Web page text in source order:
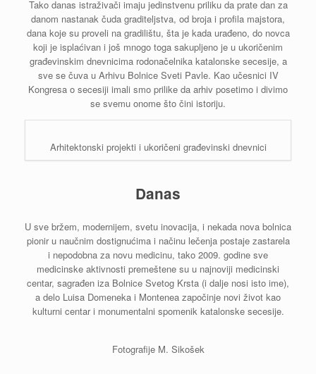
Tako danas istraživači imaju jedinstvenu priliku da prate dan za
danom nastanak čuda graditeljstva, od broja i profila majstora,
dana koje su proveli na gradilištu, šta je kada urađeno, do novca
koji je isplaćivan i još mnogo toga sakupljeno je u ukoričenim
građevinskim dnevnicima rodonačelnika katalonske secesije, a
sve se čuva u Arhivu Bolnice Sveti Pavle. Kao učesnici IV
Kongresa o secesiji imali smo prilike da arhiv posetimo i divimo
se svemu onome što čini istoriju.
Arhitektonski projekti i ukoričeni građevinski dnevnici
Danas
U sve bržem, modernijem, svetu inovacija, i nekada nova bolnica
pionir u naučnim dostignućima i načinu lečenja postaje zastarela
i nepodobna za novu medicinu, tako 2009. godine sve
medicinske aktivnosti premeštene su u najnoviji medicinski
centar, sagrađen iza Bolnice Svetog Krsta (i dalje nosi isto ime),
a delo Luisa Domeneka i Montenea započinje novi život kao
kulturni centar i monumentalni spomenik katalonske secesije.
Fotografije M. Sikošek